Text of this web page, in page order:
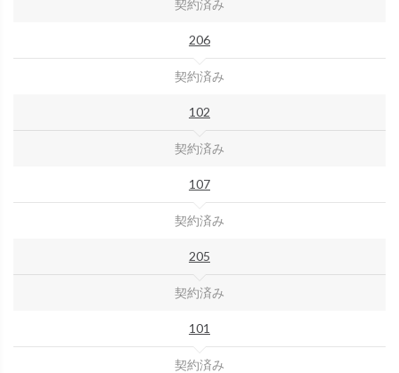
契約済み
206
契約済み
102
契約済み
107
契約済み
205
契約済み
101
契約済み